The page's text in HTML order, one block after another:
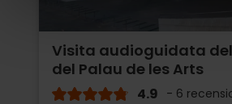
Visita audioguidata
del Palau de les Arts
4.9 - 6